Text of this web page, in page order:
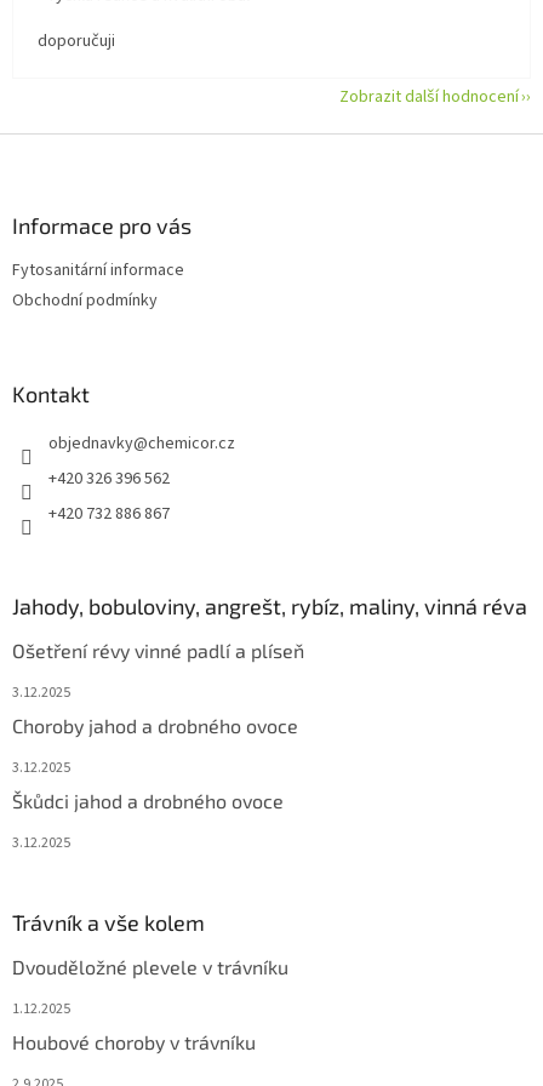
doporučuji
Zobrazit další hodnocení
Informace pro vás
Fytosanitární informace
Obchodní podmínky
Kontakt
objednavky@chemicor.cz
+420 326 396 562
+420 732 886 867
Jahody, bobuloviny, angrešt, rybíz, maliny, vinná réva
Ošetření révy vinné padlí a plíseň
3.12.2025
Choroby jahod a drobného ovoce
3.12.2025
Škůdci jahod a drobného ovoce
3.12.2025
Trávník a vše kolem
Dvouděložné plevele v trávníku
1.12.2025
Houbové choroby v trávníku